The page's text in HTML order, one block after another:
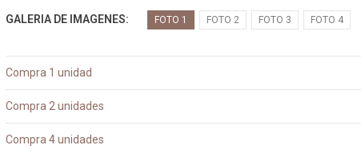
GALERIA DE IMAGENES FOTO 1 FOTO 2 FOTO 3 FOTO 4
Compra 1 unidad
Compra 2 unidades
Compra 4 unidades